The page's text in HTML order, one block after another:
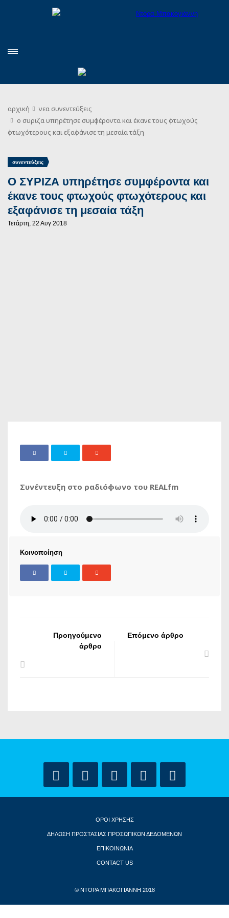
αρχική νεα συνεντεύξεις
ο συριζα υπηρέτησε συμφέροντα και έκανε τους φτωχούς
φτωχότερους και εξαφάνισε τη μεσαία τάξη
συνεντεύξεις
Ο ΣΥΡΙΖΑ υπηρέτησε συμφέροντα και
έκανε τους φτωχούς φτωχότερους και
εξαφάνισε τη μεσαία τάξη
Τετάρτη, 22 Αυγ 2018
Συνέντευξη στο ραδιόφωνο του REALfm
Κοινοποίηση
Προηγούμενο
άρθρο
Επόμενο άρθρο
ΟΡΟΙ ΧΡΗΣΗΣ
ΔΗΛΩΣΗ ΠΡΟΣΤΑΣΙΑΣ ΠΡΟΣΩΠΙΚΩΝ ΔΕΔΟΜΕΝΩΝ
ΕΠΙΚΟΙΝΩΝΙΑ
CONTACT US
© ΝΤΟΡΑ ΜΠΑΚΟΓΙΑΝΝΗ 2018